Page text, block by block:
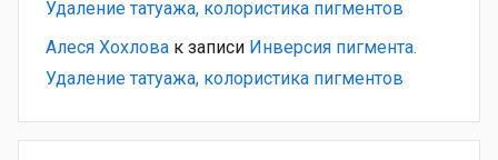
Удаление татуажа, колористика пигментов
Алеся Хохлова к записи Инверсия пигмента.
Удаление татуажа, колористика пигментов